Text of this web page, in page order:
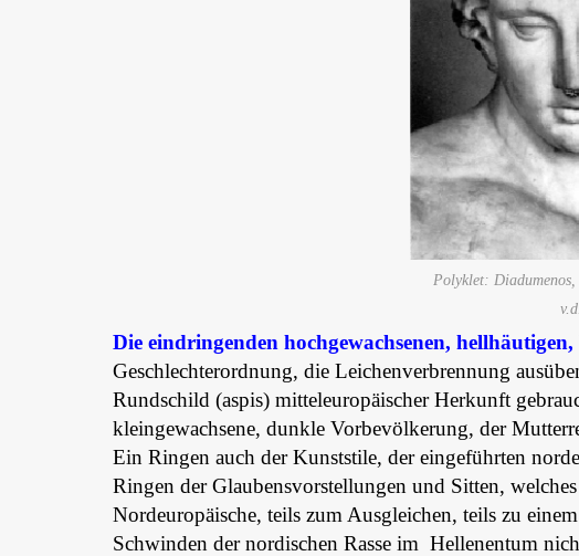
Polyklet:
Die eindringenden hochgewachsenen,
Geschlechterordnung, die Leichenverbrennung
Rundschild (aspis) mitteleuropäischer Herkunft
kleingewachsene, dunkle Vorbevölkerung, der
Ein Ringen auch der Kunststile, der eingeführten
Ringen der Glaubensvorstellungen und Sitten,
Nordeuropäische, teils zum Ausgleichen, teils zu
Schwinden der nordischen Rasse im Hellenentum